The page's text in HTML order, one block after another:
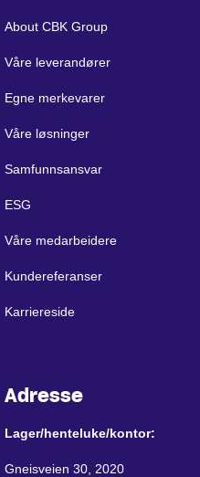
About CBK Group
Våre leverandører
Egne merkevarer
Våre løsninger
Samfunnsansvar
ESG
Våre medarbeidere
Kundereferanser
Karriereside
Adresse
Lager/henteluke/kontor:
Gneisveien 30, 2020